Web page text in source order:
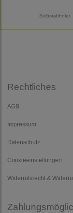
Selbstabholer
Rechtliches
AGB
Impressum
Datenschutz
Cookieeinstellungen
Widerrufsrecht &